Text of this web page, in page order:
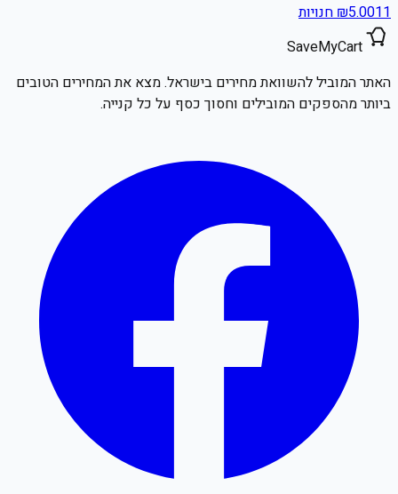
₪5.0011
חנויות
SaveMyCart
האתר המוביל להשוואת מחירים בישראל. מצא את המחירים הטובים
ביותר מהספקים המובילים וחסוך כסף על כל קנייה.